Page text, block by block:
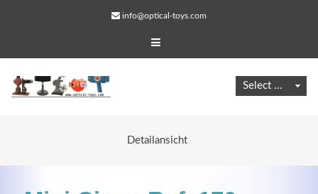
info@optical-toys.com
Detailansicht